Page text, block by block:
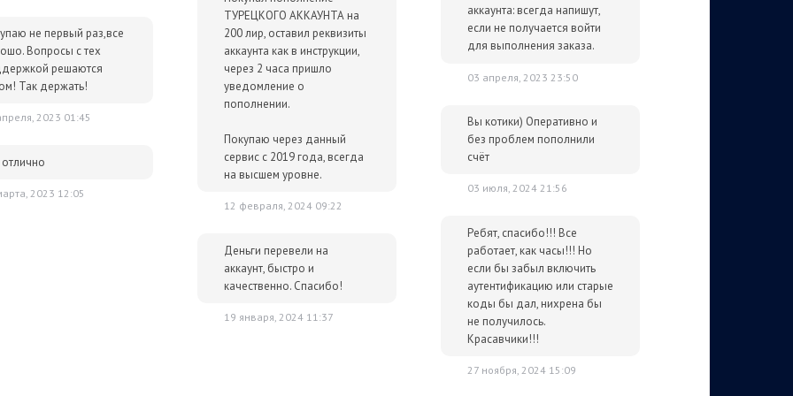
после оплаты отобразится в Личном кабинете и будет
за тем, чтобы наше предложение было действительно
ниже - просто сообщите нам об этом.
для вас всегда будут дешевле розничной цены. При этом
не первый раз,все
Вопросы с тех
решаются
Так держать!
2023 01:45
2023 12:05
ТУРЕЦКОГО АККАУНТА на
200 лир, оставил реквизиты
аккаунта как в инструкции,
через 2 часа пришло
уведомление о
пополнении.
Покупаю через данный
сервис с 2019 года, всегда
на высшем уровне.
12 февраля, 2024 09:22
Деньги перевели на
аккаунт, быстро и
качественно. Спасибо!
19 января, 2024 11:37
аккаунта: всегда напишут,
если не получается войти
для выполнения заказа.
03 апреля, 2023 23:50
Вы котики) Оперативно и
без проблем пополнили
счёт
03 июля, 2024 21:56
Ребят, спасибо!!! Все
работает, как часы!!! Но
если бы забыл включить
аутентификацию или старые
коды бы дал, нихрена бы
не получилось.
Красавчики!!!
27 ноября, 2024 15:09